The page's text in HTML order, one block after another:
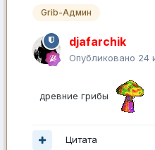
Grib-Админ
djafarchik
Опубликовано 24
древние грибы
Цитата